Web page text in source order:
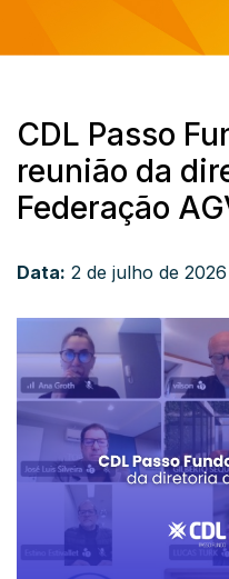
CDL Passo
reunião da
Federação
Data: 2 de julho de 2026